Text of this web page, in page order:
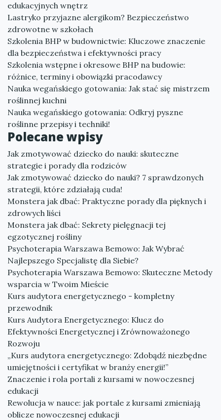
edukacyjnych wnętrz
Lastryko przyjazne alergikom? Bezpieczeństwo
zdrowotne w szkołach
Szkolenia BHP w budownictwie: Kluczowe znaczenie
dla bezpieczeństwa i efektywności pracy
Szkolenia wstępne i okresowe BHP na budowie:
różnice, terminy i obowiązki pracodawcy
Nauka wegańskiego gotowania: Jak stać się mistrzem
roślinnej kuchni
Nauka wegańskiego gotowania: Odkryj pyszne
roślinne przepisy i techniki!
Polecane wpisy
Jak zmotywować dziecko do nauki: skuteczne
strategie i porady dla rodziców
Jak zmotywować dziecko do nauki? 7 sprawdzonych
strategii, które zdziałają cuda!
Monstera jak dbać: Praktyczne porady dla pięknych i
zdrowych liści
Monstera jak dbać: Sekrety pielęgnacji tej
egzotycznej rośliny
Psychoterapia Warszawa Bemowo: Jak Wybrać
Najlepszego Specjalistę dla Siebie?
Psychoterapia Warszawa Bemowo: Skuteczne Metody
wsparcia w Twoim Mieście
Kurs audytora energetycznego - kompletny
przewodnik
Kurs Audytora Energetycznego: Klucz do
Efektywności Energetycznej i Zrównoważonego
Rozwoju
„Kurs audytora energetycznego: Zdobądź niezbędne
umiejętności i certyfikat w branży energii!”
Znaczenie i rola portali z kursami w nowoczesnej
edukacji
Rewolucja w nauce: jak portale z kursami zmieniają
oblicze nowoczesnej edukacji